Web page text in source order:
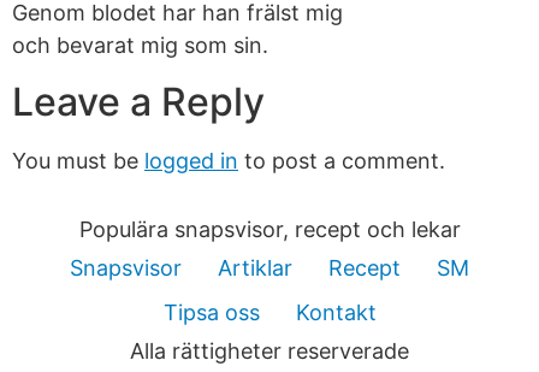
Genom blodet har han frälst mig
och bevarat mig som sin.
Leave a Reply
You must be logged in to post a comment.
Populära snapsvisor, recept och lekar
Snapsvisor
Artiklar Recept
SM
Tipsa oss
Kontakt
Alla rättigheter reserverade